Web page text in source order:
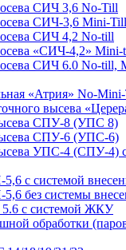
СИЧ 3,6 No-Till
СИЧ-3,6 Mini-Till
СИЧ 4,2 No-till
«СИЧ-4,2» Mini-
СИЧ 6.0 No-till,
«Атрия» No-
высева
СПУ-8 (УПС 8)
СПУ-6 (УПС-6)
УПС-4 (СПУ-4)
с системой
без системы
5.6 с системой ЖКУ
обработки